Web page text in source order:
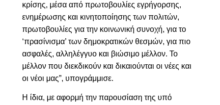
κρίσης, μέσα από πρωτοβουλίες εγρήγορσης,
ενημέρωσης και κινητοποίησης των πολιτών,
πρωτοβουλίες για την κοινωνική συνοχή, για το
‘πρασίνισμα’ των δημοκρατικών θεσμών, για πιο
ασφαλές, αλληλέγγυο και βιώσιμο μέλλον. Το
μέλλον που διεκδικούν και δικαιούνται οι νέες και
οι νέοι μας”, υπογράμμισε.
Η ίδια, με αφορμή την παρουσίαση της υπό